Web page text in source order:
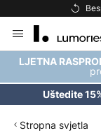
to
Content
LJETNA
Uštedite
Stropna svjetla